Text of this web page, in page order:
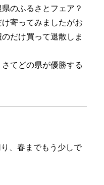
のふるさとフェア？
寄ってみましたがお
だけ買って退散しま
てどの県が優勝する
、春までもう少しで